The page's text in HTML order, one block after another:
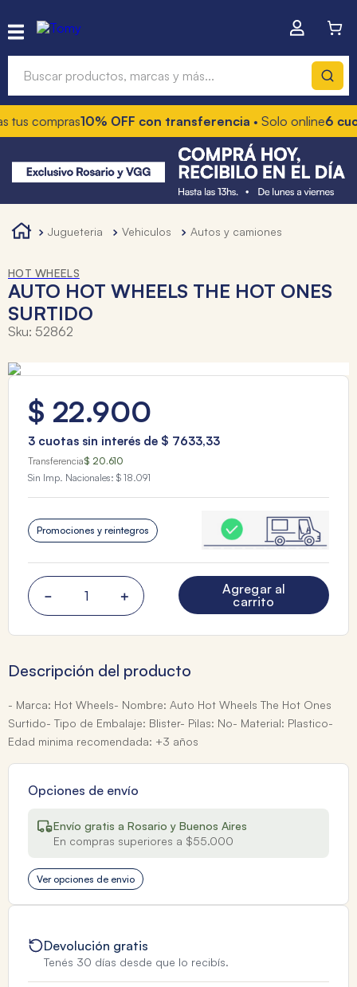
tus compras10% OFF con transferencia• Solo online6
jugueteria vehiculos autos y camiones
HOT WHEELS
AUTO HOT WHEELS THE HOT ONES
SURTIDO
Sku: 52862
$ 22.900
3 cuotas sin interés de $ 7633,33
Transferencia$ 20.610
Sin Imp. Nacionales: $ 18.091
Promociones y reintegros
＋
－
Agregar al
carrito
Descripción del producto
- Marca: Hot Wheels- Nombre: Auto Hot Wheels The Hot Ones
Surtido- Tipo de Embalaje: Blister- Pilas: No- Material: Plastico-
Edad minima recomendada: +3 años
Opciones de envío
Envío gratis a Rosario y Buenos Aires
En compras superiores a $55.000
Ver opciones de envio
Devolución gratis
Tenés 30 días desde que lo recibís.
Términos más buscados
1.
hot wheels
3